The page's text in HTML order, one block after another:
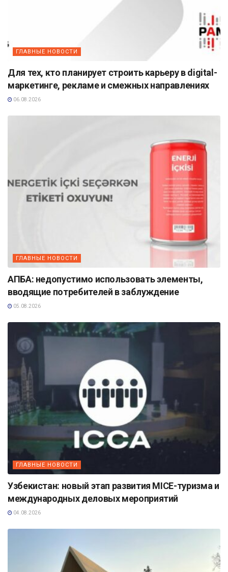
ГЛАВНЫЕ НОВОСТИ
Для тех, кто планирует строить карьеру в digital-
маркетинге, рекламе и смежных направлениях
06.08.2026
ГЛАВНЫЕ НОВОСТИ
АПБА: недопустимо использовать элементы,
вводящие потребителей в заблуждение
05.08.2026
ГЛАВНЫЕ НОВОСТИ
Узбекистан: новый этап развития MICE-туризма и
международных деловых мероприятий
04.08.2026